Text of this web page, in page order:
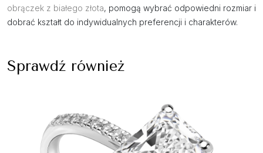
obrączek z białego złota, pomogą wybrać odpowiedni rozmiar i
dobrać kształt do indywidualnych preferencji i charakterów.
Sprawdź również